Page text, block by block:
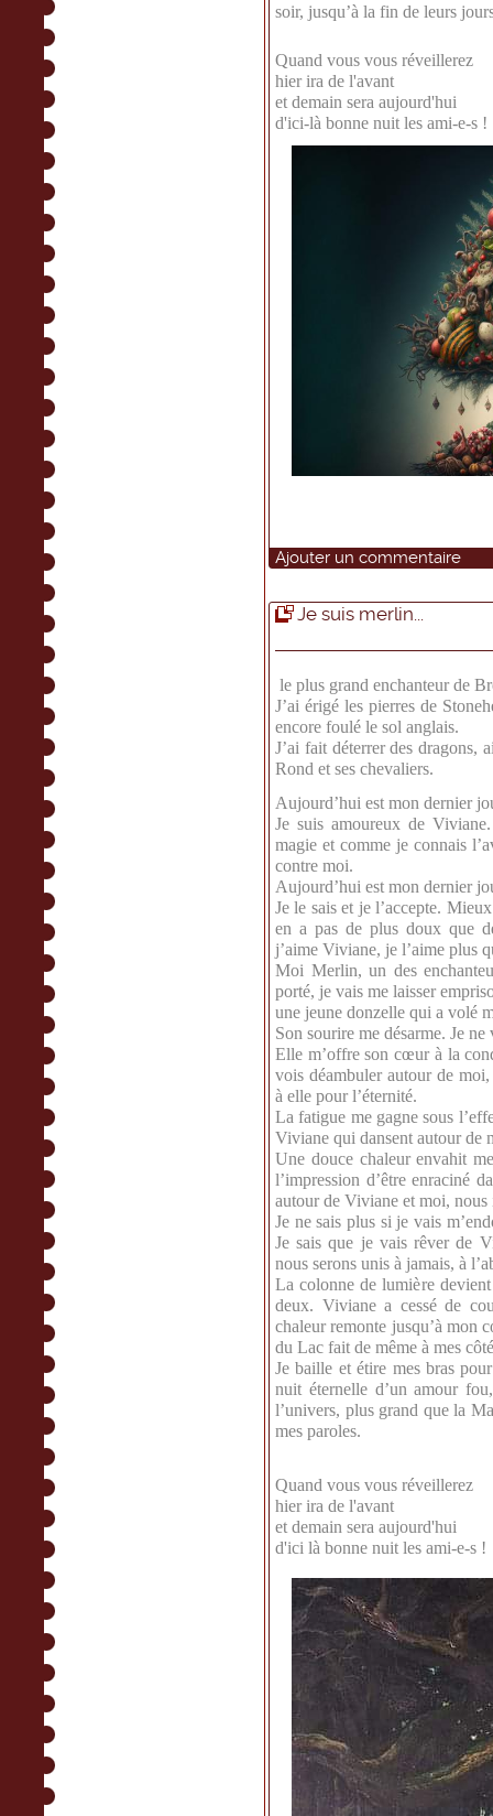
soir, jusqu’à la fin de leurs
Quand vous vous réveillerez
hier ira de l'avant
et demain sera aujourd'hui
d'ici-là bonne nuit les ami-e-s !
Ajouter un commentaire
Je suis merlin...
le plus grand enchanteur de
J’ai érigé les pierres de
encore foulé le sol anglais.
J’ai fait déterrer des dragons,
Rond et ses chevaliers.
Aujourd’hui est mon dernier
Je suis amoureux de
magie et comme je connais
contre moi.
Aujourd’hui est mon dernier
Je le sais et je l’accepte.
en a pas de plus doux que
j’aime Viviane, je l’aime plus
Moi Merlin, un des
porté, je vais me laisser
une jeune donzelle qui a volé
Son sourire me désarme. Je
Elle m’offre son cœur à la
vois déambuler autour de
à elle pour l’éternité.
La fatigue me gagne sous
Viviane qui dansent autour de
Une douce chaleur envahit
l’impression d’être enraciné
autour de Viviane et moi,
Je ne sais plus si je vais
Je sais que je vais rêver de
nous serons unis à jamais, à
La colonne de lumière
deux. Viviane a cessé de
chaleur remonte jusqu’à mon
du Lac fait de même à mes
Je baille et étire mes bras
nuit éternelle d’un amour
l’univers, plus grand que la
mes paroles.
Quand vous vous réveillerez
hier ira de l'avant
et demain sera aujourd'hui
d'ici là bonne nuit les ami-e-s !